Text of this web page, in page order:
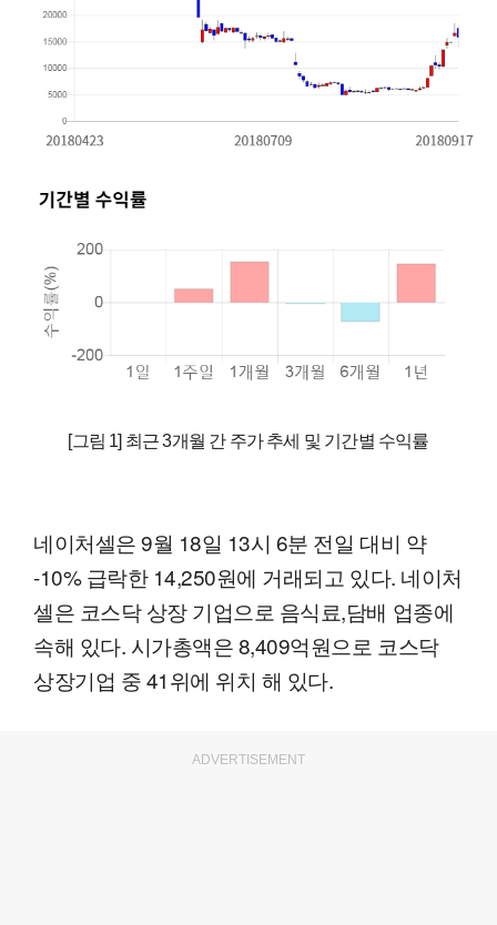
[그림 1] 최근 3개월 간 주가 추세 및 기간별 수익률
네이처셀은 9월 18일 13시 6분 전일 대비 약
-10% 급락한 14,250원에 거래되고 있다. 네이처
셀은 코스닥 상장 기업으로 음식료,담배 업종에
속해 있다. 시가총액은 8,409억원으로 코스닥
상장기업 중 41위에 위치 해 있다.
ADVERTISEMENT